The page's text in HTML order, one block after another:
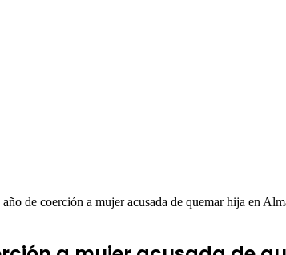
de coerción a mujer acusada de quemar hija en